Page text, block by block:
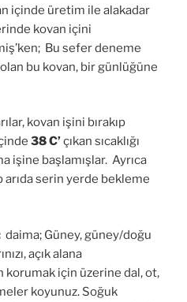
içinde üretim ile alakadar
kovan içini
Bu sefer deneme
bu kovan, bir günlüğüne
kovan işini bırakıp
38 C’çıkan sıcaklığı
işine başlamışlar. Ayrıca
arıda serin yerde bekleme
daima; Güney, güney/doğu
açık alana
korumak için üzerine dal, ot,
koyunuz. Soğuk